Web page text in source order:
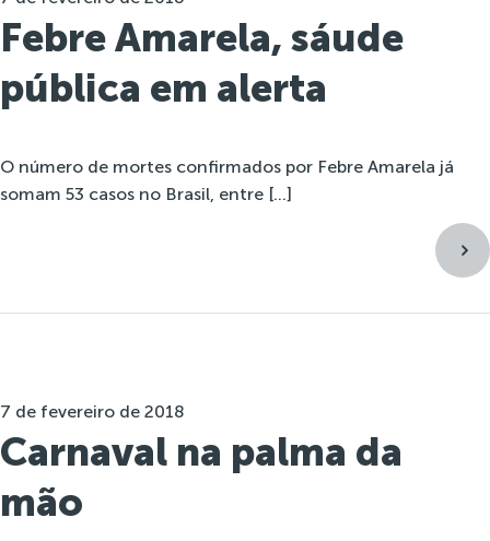
Febre Amarela, sáude
pública em alerta
O número de mortes confirmados por Febre Amarela já
somam 53 casos no Brasil, entre […]
7 de fevereiro de 2018
Carnaval na palma da
mão